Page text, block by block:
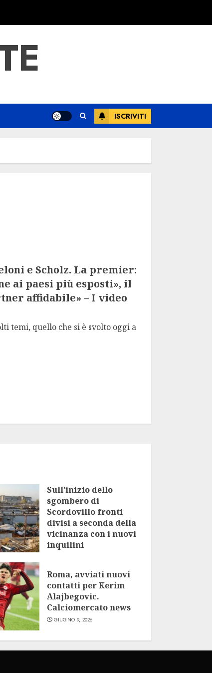
ISCRIVITI
e Scholz. La premier:
ai paesi più esposti», il
affidabile» – I video
temi, quello che si è svolto oggi a
Sull’inizio dello
sgombero di
Scordovillo fronti
divisi a seconda della
vicinanza con i nuovi
inquilini
Roma, avviati nuovi
contatti per Kerim
Alajbegovic.
Calciomercato news
GIUGNO 9, 2026